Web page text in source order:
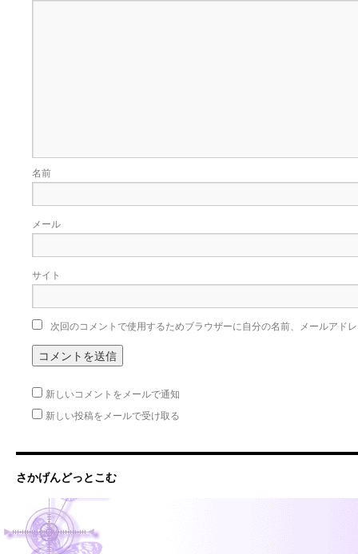
名前
メール
サイト
次回のコメントで使用するためブラウザーに自分の名前、メールアド
新しいコメントをメールで通知
新しい投稿をメールで受け取る
さかげんどっとこむ